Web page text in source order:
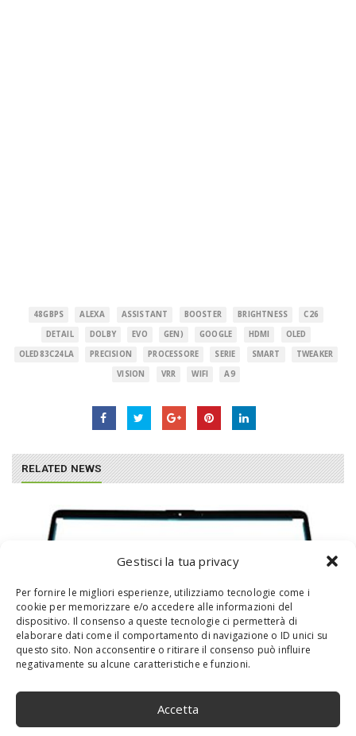
Gestisci la tua privacy
Per fornire le migliori esperienze, utilizziamo tecnologie come i
cookie per memorizzare e/o accedere alle informazioni del
dispositivo. Il consenso a queste tecnologie ci permetterà di
elaborare dati come il comportamento di navigazione o ID unici su
questo sito. Non acconsentire o ritirare il consenso può influire
negativamente su alcune caratteristiche e funzioni.
Accetta
48GBPS ALEXA ASSISTANT BOOSTER BRIGHTNESS
C26
DETAIL
DOLBY EVO GEN) GOOGLE HDMI
OLED
OLED83C24LA
PRECISION PROCESSORE SERIE SMART
TWEAKER
VISION
VRR WIFI Α9
RELATED NEWS
HP L63608-001 Accessori Originale per
Computer Portatile